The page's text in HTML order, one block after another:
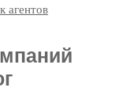
агентов